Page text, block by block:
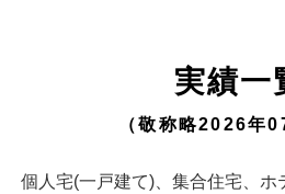
実績一
（敬称略2026年
個人宅(一戸建て)、集合住宅、